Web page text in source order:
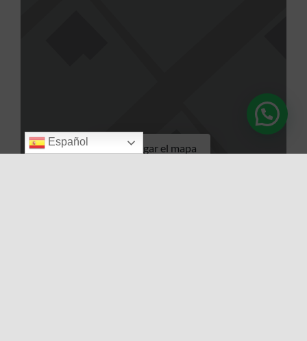
Cargar el mapa
Español